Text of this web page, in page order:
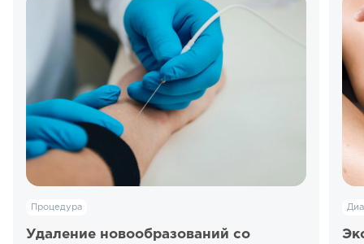
Процедура
Удаление новообразований со